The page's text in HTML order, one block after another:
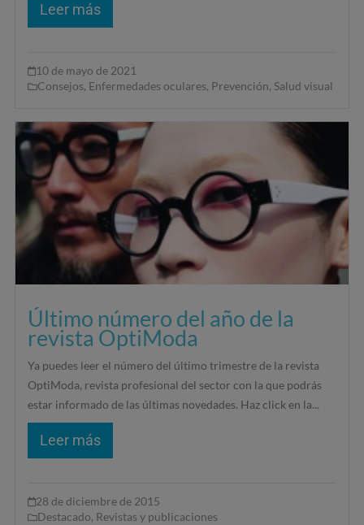
Leer más
10 de mayo de 2021
Consejos, Enfermedades oculares, Prevención, Salud visual
Último número del año de la
revista OptiModa
Ya puedes leer el número del último trimestre de la revista
OptiModa, revista profesional del sector con la que podrás
estar informado de las últimas novedades. Haz click en la...
Leer más
28 de diciembre de 2015
Destacado, Revistas y publicaciones